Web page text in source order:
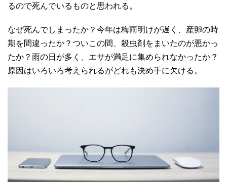
るので死んでいるものと思われる。
なぜ死んでしまったか？今年は梅雨明けが遅く、産卵の時
期を間違ったか？ついこの間、殺虫剤をまいたのが悪かっ
たか？雨の日が多く、エサが満足に集められなかったか？
原因はいろいろ考えられるがどれも決め手に欠ける。